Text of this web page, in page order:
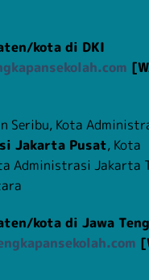
kota di DKI
Seribu, Kota
Jakarta Pusat, Kota
Administrasi Jakarta
kota di Jawa